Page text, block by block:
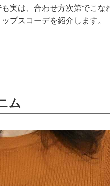
実は、合わせ方次第でこな
プスコーデを紹介します。
ム